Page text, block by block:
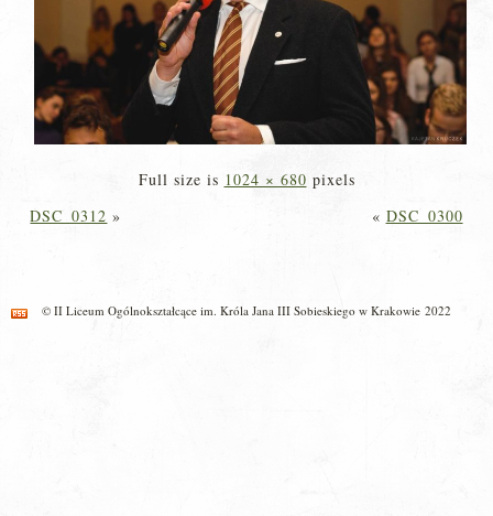
Full size is 1024 × 680 pixels
DSC_0312 » « DSC_0300
© II Liceum Ogólnokształcące im. Króla Jana III Sobieskiego w Krakowie 2022